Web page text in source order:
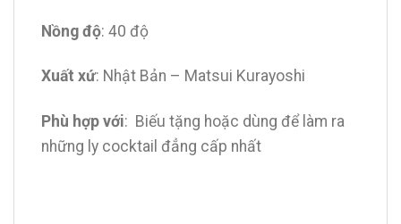
Nồng độ: 40 độ
Xuất xứ: Nhật Bản – Matsui Kurayoshi
Phù hợp với: Biếu tặng hoặc dùng để làm ra
những ly cocktail đẳng cấp nhất